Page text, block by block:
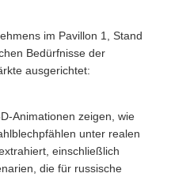
im Pavillon 1, Stand
Bedürfnisse der
ausgerichtet:
Animationen zeigen, wie
unter realen
einschließlich
die für russische